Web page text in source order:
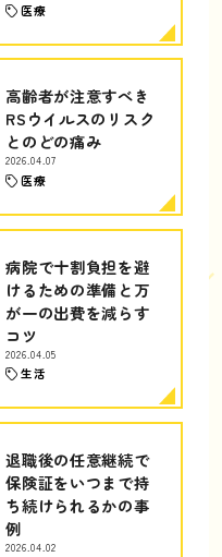
医療
高齢者が注意すべき
RSウイルスのリスク
とのどの痛み
2026.04.07
医療
病院で十割負担を避
けるための準備と万
が一の出費を減らす
コツ
2026.04.05
生活
退職後の任意継続で
保険証をいつまで持
ち続けられるかの事
例
2026.04.02